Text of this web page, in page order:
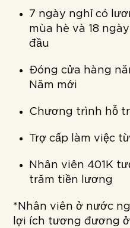
7 ngày nghỉ có
mùa hè và 18
đầu
Đóng cửa hàng
Năm mới
Chương trình hỗ
Trợ cấp làm việc
Nhân viên 401K
trăm tiền lương
*Nhân viên ở nước
lợi ích tương đương